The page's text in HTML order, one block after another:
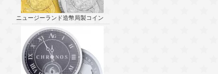
ニュージーランド造幣局製コイン